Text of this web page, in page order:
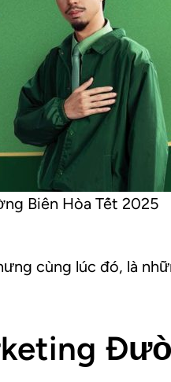
Biên Hòa Tết 2025
cùng lúc đó, là